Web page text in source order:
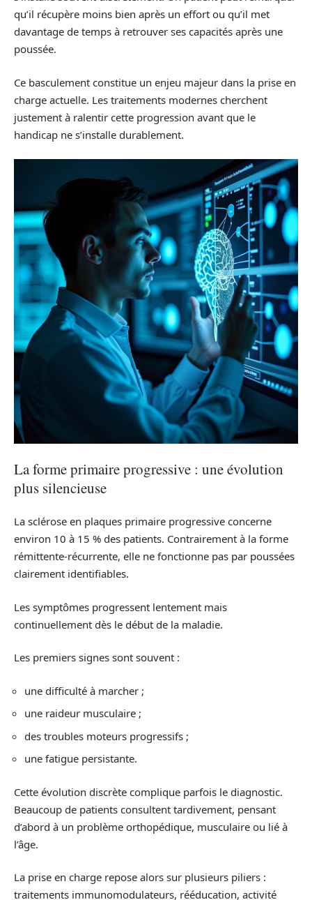
qu’il récupère moins bien après un effort ou qu’il met
davantage de temps à retrouver ses capacités après une
poussée.
Ce basculement constitue un enjeu majeur dans la prise en
charge actuelle. Les traitements modernes cherchent
justement à ralentir cette progression avant que le
handicap ne s’installe durablement.
La forme primaire progressive : une évolution
plus silencieuse
La sclérose en plaques primaire progressive concerne
environ 10 à 15 % des patients. Contrairement à la forme
rémittente-récurrente, elle ne fonctionne pas par poussées
clairement identifiables.
Les symptômes progressent lentement mais
continuellement dès le début de la maladie.
Les premiers signes sont souvent :
une difficulté à marcher ;
une raideur musculaire ;
des troubles moteurs progressifs ;
une fatigue persistante.
Cette évolution discrète complique parfois le diagnostic.
Beaucoup de patients consultent tardivement, pensant
d’abord à un problème orthopédique, musculaire ou lié à
l’âge.
La prise en charge repose alors sur plusieurs piliers :
traitements immunomodulateurs, rééducation, activité